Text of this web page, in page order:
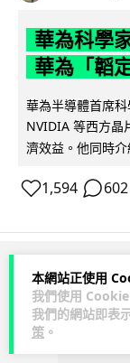
本網站正使用
我們使用
我們的網站即表
策 。
華為科學
華為「韜
華為半導體首席科
NVIDIA 等西方晶
濟效益。他同時
1,594 602